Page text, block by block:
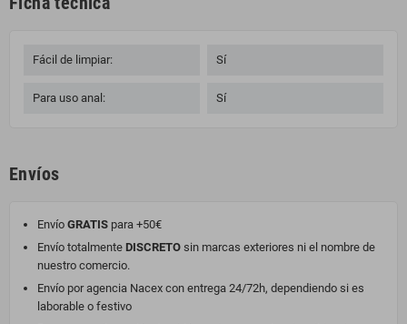
Fácil de limpiar: Sí
Para uso anal: Sí
Envíos
Envío GRATIS para +50€
Envío totalmente DISCRETO sin marcas exteriores ni el nombre de
nuestro comercio.
Envío por agencia Nacex con entrega 24/72h, dependiendo si es
laborable o festivo